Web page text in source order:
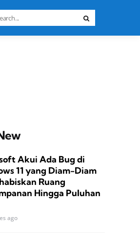
Akui Ada Bug di
11 yang Diam-Diam
Ruang
Hingga Puluhan
ago